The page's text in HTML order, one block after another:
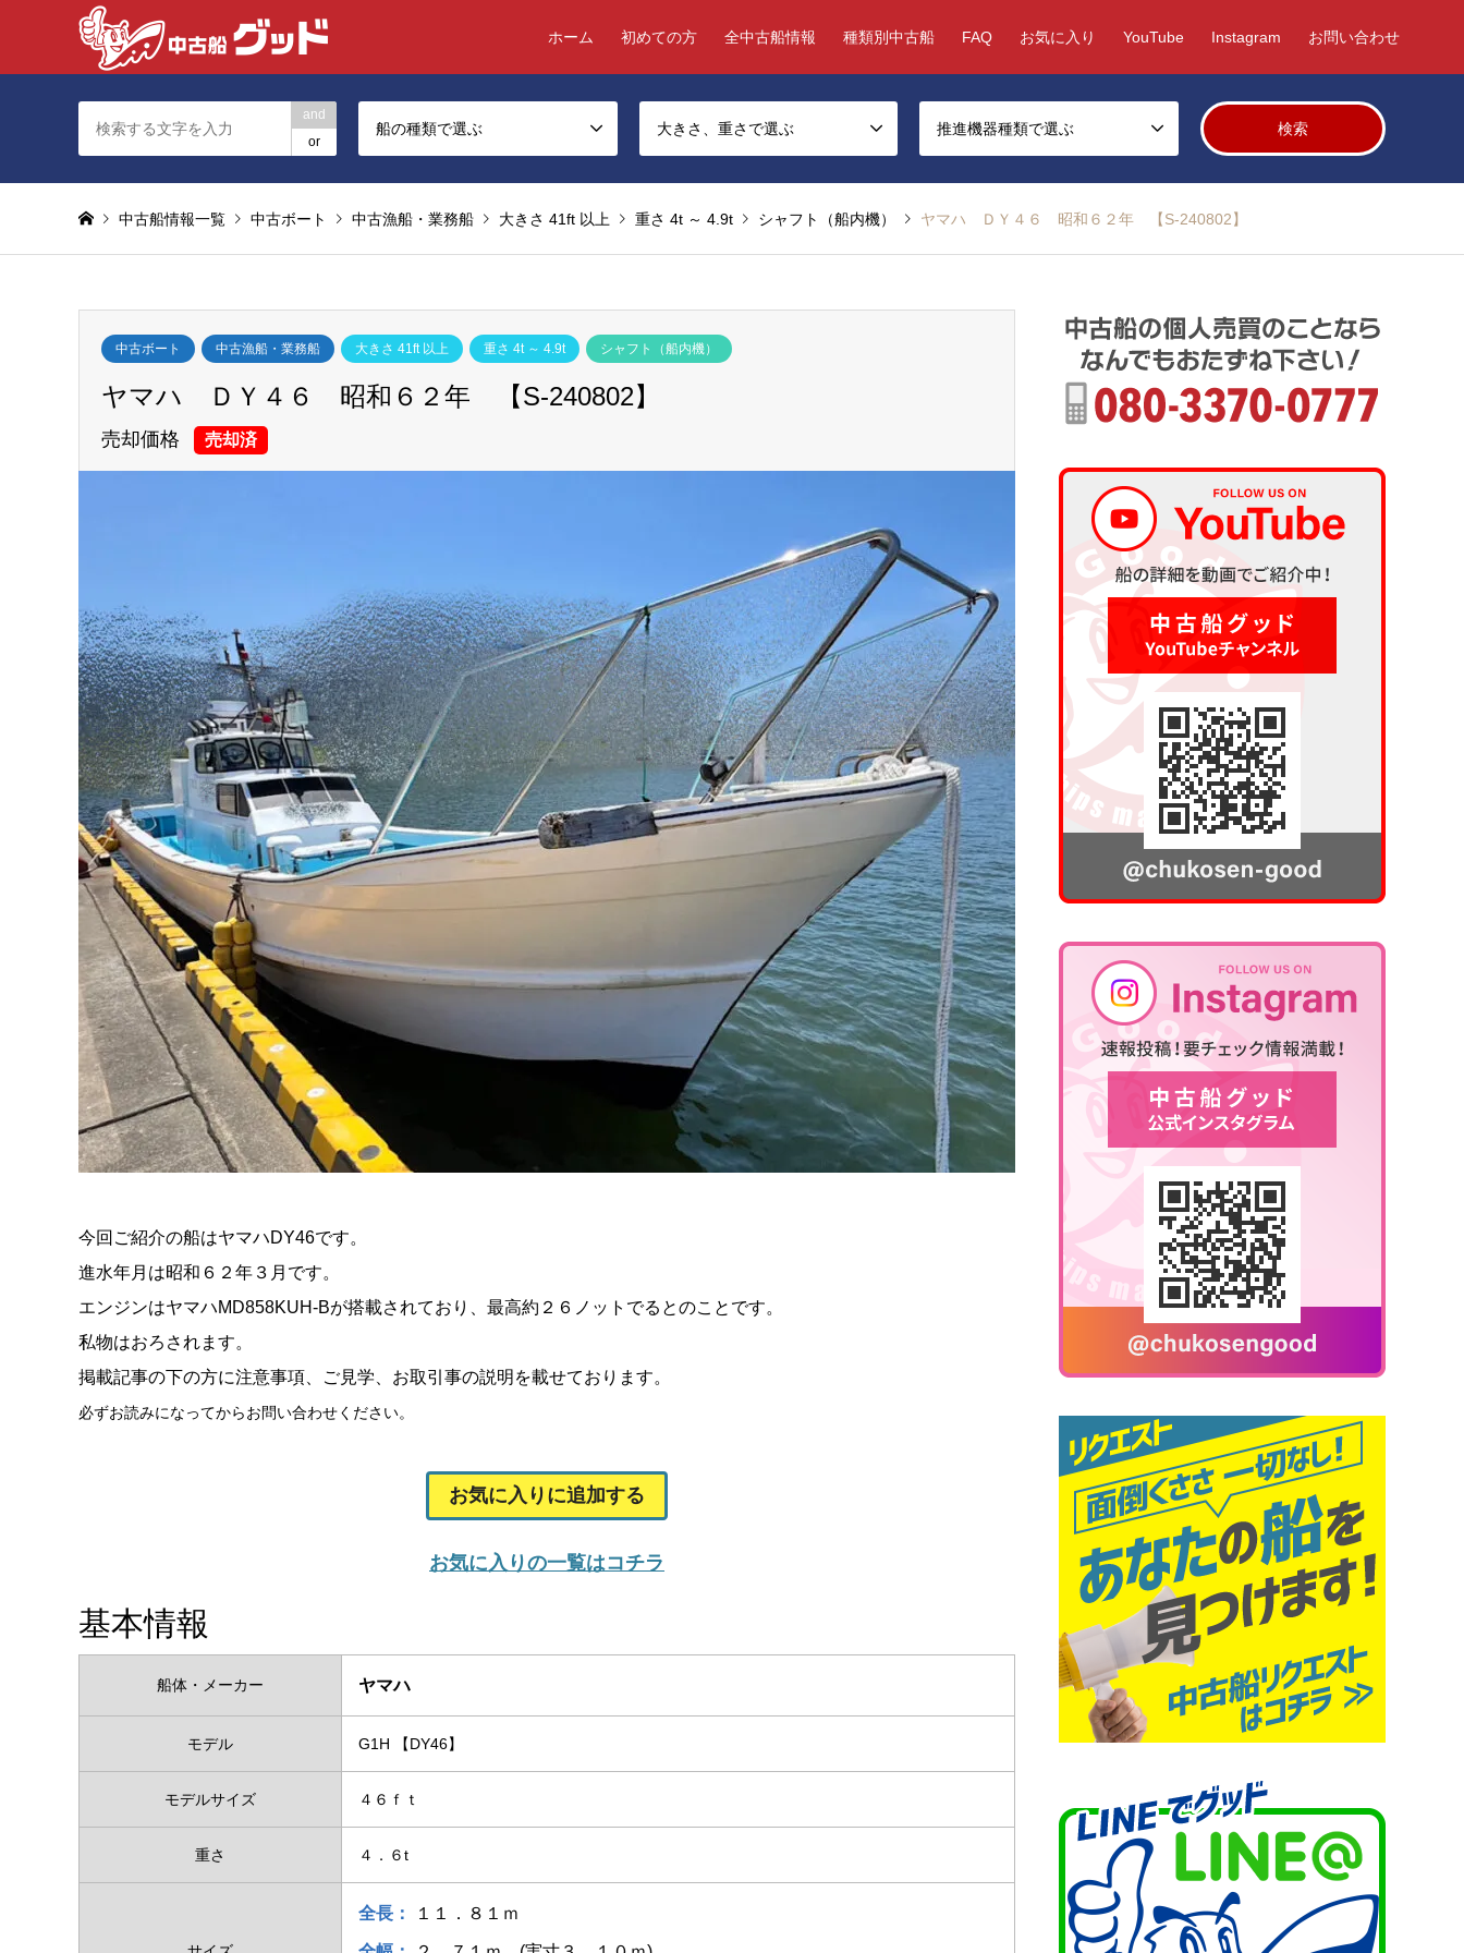
ホーム 初めての方 全中古船情報 種類別中古船 FAQ お気に入り YouTube Instagram お問い合わせ
and
or
船の種類で選ぶ 大きさ、重さで選ぶ 推進機器種類で選ぶ
中古船情報一覧 中古ボート 中古漁船・業務船 大きさ 41ft 以上 重さ 4t ～ 4.9t シャフト（船内機） ヤマハ ＤＹ４６ 昭和６２年 【S-240802】
中古ボート 中古漁船・業務船 大きさ 41ft 以上 重さ 4t ～ 4.9t シャフト（船内機）
ヤマハ ＤＹ４６ 昭和６２年 【S-240802】
売却価格 売却済
今回ご紹介の船はヤマハDY46です。
進水年月は昭和６２年３月です。
エンジンはヤマハMD858KUH-Bが搭載されており、最高約２６ノットでるとのことです。
私物はおろされます。
掲載記事の下の方に注意事項、ご見学、お取引事の説明を載せております。
必ずお読みになってからお問い合わせください。
お気に入りに追加する
お気に入りの一覧はコチラ
基本情報
船体・メーカー ヤマハ
モデル G1H 【DY46】
モデルサイズ ４６ｆｔ
重さ ４．６t
全長： １１．８１ｍ